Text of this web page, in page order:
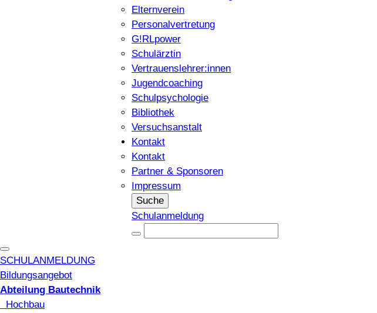
Elternverein
Personalvertretung
G!RLpower
Schulärztin
Vertrauenslehrer:innen
Jugendcoaching
Schulpsychologie
Bibliothek
Versuchsanstalt
Kontakt
Kontakt
Partner & Sponsoren
Impressum
Suche
Schulanmeldung
SCHULANMELDUNG
Bildungsangebot
Abteilung Bautechnik
Hochbau